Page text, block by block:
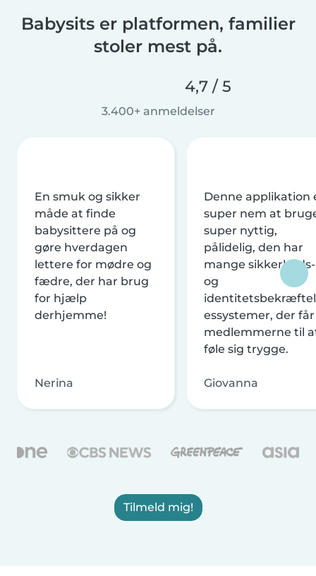
Babysits er platformen, familier
stoler mest på.
4,7 / 5
3.400+ anmeldelser
En smuk og sikker
måde at finde
babysittere på og
gøre hverdagen
lettere for mødre og
fædre, der har brug
for hjælp
derhjemme!
Nerina
Denne applikation
super nem at
super nyttig,
pålidelig, den har
mange sikkerheds-
og
essystemer, der får
medlemmerne til
føle sig trygge.
Giovanna
Tilmeld mig!